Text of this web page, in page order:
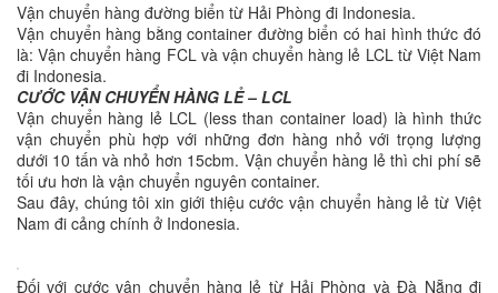
Vận chuyển hàng đường biển từ Hải Phòng đi Indonesia.
Vận chuyển hàng bằng container đường biển có hai hình thức đó
là: Vận chuyển hàng FCL và vận chuyển hàng lẻ LCL từ Việt Nam
đi Indonesia.
CƯỚC VẬN CHUYỂN HÀNG LẺ – LCL
Vận chuyển hàng lẻ LCL (less than container load) là hình thức
vận chuyển phù hợp với những đơn hàng nhỏ với trọng lượng
dưới 10 tấn và nhỏ hơn 15cbm. Vận chuyển hàng lẻ thì chi phí sẽ
tối ưu hơn là vận chuyển nguyên container.
Sau đây, chúng tôi xin giới thiệu cước vận chuyển hàng lẻ từ Việt
Nam đi cảng chính ở Indonesia.
Đối với cước vận chuyển hàng lẻ từ Hải Phòng và Đà Nẵng đi